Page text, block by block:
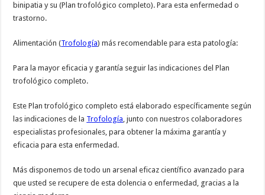
binipatia y su (Plan trofológico completo). Para esta enfermedad o
trastorno.
Alimentación (Trofología) más recomendable para esta patología:
Para la mayor eficacia y garantía seguir las indicaciones del Plan
trofológico completo.
Este Plan trofológico completo está elaborado específicamente según
las indicaciones de la Trofología, junto con nuestros colaboradores
especialistas profesionales, para obtener la máxima garantía y
eficacia para esta enfermedad.
Más disponemos de todo un arsenal eficaz científico avanzado para
que usted se recupere de esta dolencia o enfermedad, gracias a la